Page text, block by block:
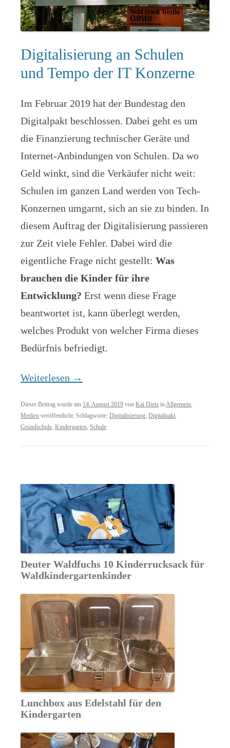
Digitalisierung an Schulen
und Tempo der IT Konzerne
Im Februar 2019 hat der Bundestag den
Digitalpakt beschlossen. Dabei geht es um
die Finanzierung technischer Geräte und
Internet-Anbindungen von Schulen. Da wo
Geld winkt, sind die Verkäufer nicht weit:
Schulen im ganzen Land werden von Tech-
Konzernen umgarnt, sich an sie zu binden. In
diesem Auftrag der Digitalisierung passieren
zur Zeit viele Fehler. Dabei wird die
eigentliche Frage nicht gestellt: Was
brauchen die Kinder für ihre
Entwicklung? Erst wenn diese Frage
beantwortet ist, kann überlegt werden,
welches Produkt von welcher Firma dieses
Bedürfnis befriedigt.
Weiterlesen →
Dieser Beitrag wurde am 14. August 2019 von Kai Dietz inAllgemein,
Medien veröffentlicht. Schlagworte: Digitalisierung, Digitalpakt,
Grundschule, Kindergarten, Schule.
Deuter Waldfuchs 10 Kinderrucksack für
Waldkindergartenkinder
Lunchbox aus Edelstahl für den
Kindergarten